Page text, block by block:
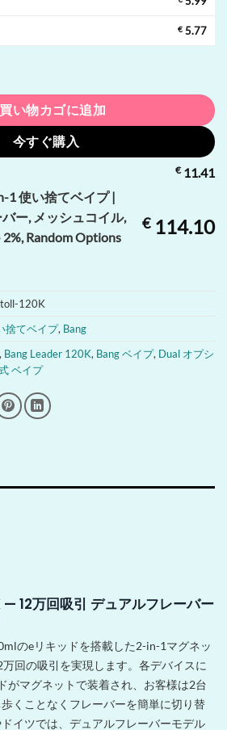
€ 5.77
使い捨てベイプ | 120000 パフ, 2 フレーバ
い物カゴに追加
今すぐ購入
€11.41
1 使い捨てベイプ |
ー, メッシュコイル,
Random Options
€114.10
120K
捨てベイプ, Bang
, Bang Leader 120K, Bang ベイプ, Dual オプシ
ベイプ
12万回吸引 デュアルフレーバー
のeリキッドを搭載した2-in-1マグネッ
回の吸引を実現します。各デバイスに
がマグネットで装着され、お客様は2台
くことなくフレーバーを簡単に切り替
イツでは、デュアルフレーバーモデル